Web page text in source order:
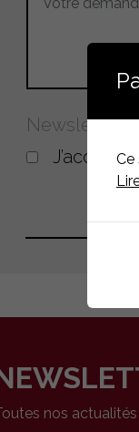
Newsletter
nos
Ce